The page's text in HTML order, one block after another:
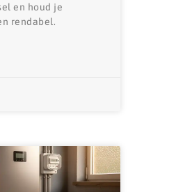
en houd je
rendabel.